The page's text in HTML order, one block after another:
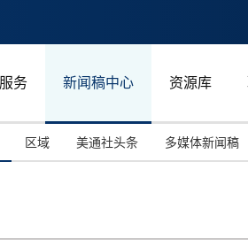
务 新闻稿中心 资源库
区域 美通社头条 多媒体新闻稿